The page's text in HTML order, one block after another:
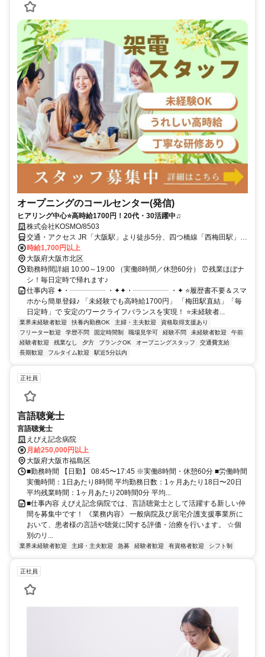
オープニングのコールセンター(発信)
ヒアリング中心⭐高時給1700円！20代・30活躍中♫
株式会社KOSMO/8503
交通・アクセス JR「大阪駅」より徒歩5分、四つ橋線「西梅田駅」よ
り徒歩5分
時給1,700円以上
大阪府大阪市北区
勤務時間詳細 10:00～19:00 （実働8時間／休憩60分） ⏰残業ほぼナ
シ！毎日定時で帰れます♪
仕事内容 ✦・┈┈┈┈┈ ・✦✦・┈┈┈┈┈ ・✦ ⭐履歴書不要＆スマ
ホから簡単登録♪ 「未経験でも高時給1700円」 「梅田駅直結」「毎
日定時」で 安定のワークライフバランスを実現！ ⭐未経験者...
業界未経験者歓迎 扶養内勤務OK 主婦・主夫歓迎
資格取得支援あり
フリーター歓迎
学歴不問 固定時間制 職場見学可 経験不問 未経験者歓迎
午前
経験者歓迎
残業なし 夕方 ブランクOK オープニングスタッフ
交通費支給
長期歓迎
フルタイム歓迎 駅近5分以内
正社員
言語聴覚士
言語聴覚士
えびえ記念病院
月給250,000円以上
大阪府大阪市福島区
■勤務時間 【日勤】 08:45〜17:45 ※実働8時間・休憩60分 ■労働時間
実働時間：1日あたり8時間 平均勤務日数：1ヶ月あたり18日〜20日
平均残業時間：1ヶ月あたり20時間0分 平均...
■仕事内容 えびえ記念病院では、言語聴覚士として活躍する新しい仲
間を募集中です！ 《業務内容》 一般病院及び居宅介護支援事業所に
おいて、患者様の言語や聴覚に関する評価・治療を行います。 ☆個
別のリ...
業界未経験者歓迎 主婦・主夫歓迎 急募 経験者歓迎 有資格者歓迎 シフト制
正社員